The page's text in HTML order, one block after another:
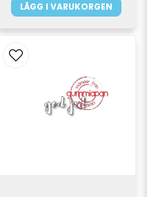
LÄGG I VARUKORGEN